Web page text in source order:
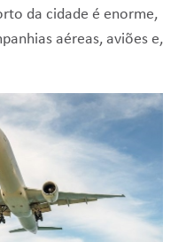
da cidade é enorme,
aéreas, aviões e,